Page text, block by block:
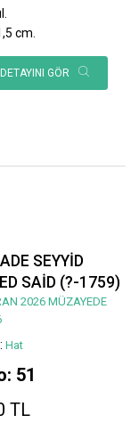
cm.
GÖR
SEYYİD
SAİD (?-1759)
2026 MÜZAYEDE
Hat
51
TL